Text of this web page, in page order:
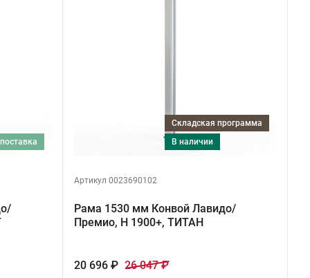
Складская программа
в наличии
Артикул 0023690102
Рама 1530 мм Конвой Лавидо/
Премио, H 1900+, ТИТАН
20 696 ₽ 26 047 ₽